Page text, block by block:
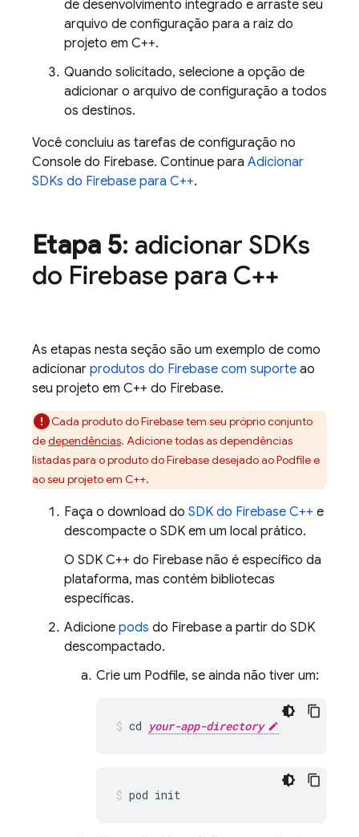
de desenvolvimento integrado e arraste seu
arquivo de configuração para a raiz do
projeto em C++.
Quando solicitado, selecione a opção de
adicionar o arquivo de configuração a todos
os destinos.
Você concluiu as tarefas de configuração no
Console do Firebase. Continue para Adicionar
SDKs do Firebase para C++.
Etapa 5: adicionar SDKs
do Firebase para C++
As etapas nesta seção são um exemplo de como
adicionar produtos do Firebase com suporte ao
seu projeto em C++ do Firebase.
Cada produto do Firebase tem seu próprio conjunto
dedependências. Adicione todas as dependências
listadas para o produto do Firebase desejado ao Podfile e
ao seu projeto em C++.
Faça o download do SDK do Firebase C++ e
descompacte o SDK em um local prático.
O SDK C++ do Firebase não é específico da
plataforma, mas contém bibliotecas
específicas.
Adicione pods do Firebase a partir do SDK
descompactado.
Crie um Podfile, se ainda não tiver um:
cd your-app-directory
pod init